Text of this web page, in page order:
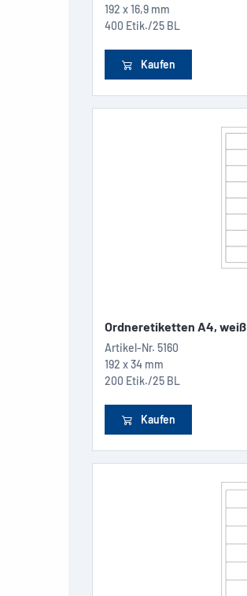
192 x 16,9 mm
400 Etik./25 BL
Kaufen
Ordneretiketten A4, weiß
Artikel-Nr. 5160
192 x 34 mm
200 Etik./25 BL
Kaufen